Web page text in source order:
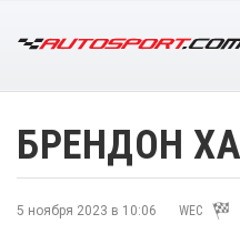
БРЕНДОН
5 ноября 2023 в 10:06 WEC